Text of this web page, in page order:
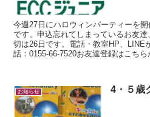
今週27日にハロウィンパーティーを
です。申込忘れてしまっているお友
切は26日です。電話・教室HP、LINE
話：0155-66-7520お友達登録はこちら
お知らせ 4・５歳